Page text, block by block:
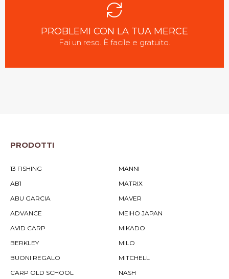
PROBLEMI CON LA TUA MERCE
Fai un reso. È facile e gratuito.
PRODOTTI
13 FISHING
AB1
ABU GARCIA
ADVANCE
AVID CARP
BERKLEY
BUONI REGALO
CARP OLD SCHOOL
MANNI
MATRIX
MAVER
MEIHO JAPAN
MIKADO
MILO
MITCHELL
NASH